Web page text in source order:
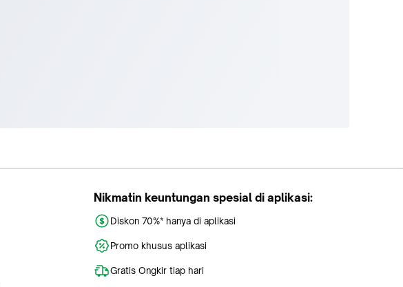
Nikmatin keuntungan spesial di aplikasi:
Diskon 70%* hanya di aplikasi
Promo khusus aplikasi
Gratis Ongkir tiap hari